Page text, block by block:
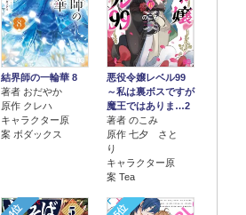
結界師の一輪華 8
著者 おだやか
原作 クレハ
キャラクター原
案 ボダックス
悪役令嬢レベル99
～私は裏ボスですが
魔王ではありま…2
著者 のこみ
原作 七夕 さと
り
キャラクター原
案 Tea
4位 5位